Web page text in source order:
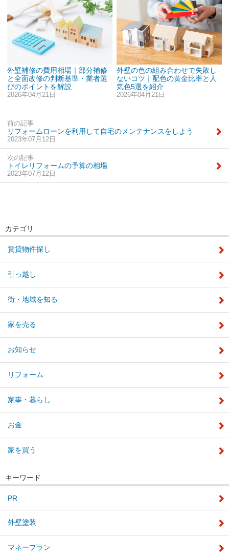
外壁補修の費用相場｜部分補修
と全面改修の判断基準・業者選
びのポイントを解説
2026年04月21日
外壁の色の組み合わせで失敗し
ないコツ｜配色の黄金比率と人
気色5選を紹介
2026年04月21日
前の記事
リフォームローンを利用して自宅のメンテナンスをしよう
2023年07月12日
次の記事
トイレリフォームの予算の相場
2023年07月12日
カテゴリ
賃貸物件探し
引っ越し
街・地域を知る
家を売る
お知らせ
リフォーム
家事・暮らし
お金
家を買う
キーワード
PR
外壁塗装
マネープラン